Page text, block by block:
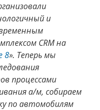
и
CRM на
8». Теперь мы
процессами
а/м, собираем
по автомобилям